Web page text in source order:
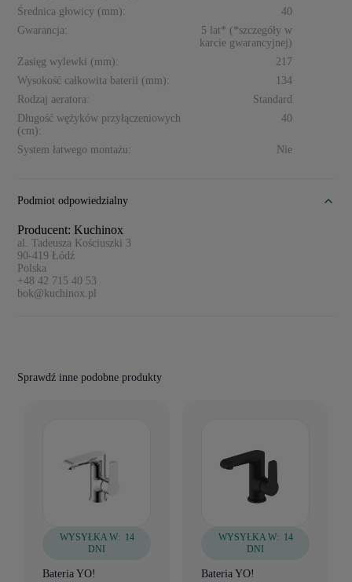
Średnica głowicy (mm):
40
Gwarancja:
5 lat* (*szczegóły w
karcie gwarancyjnej)
Zasięg wylewki (mm):
217
Wysokość całkowita baterii (mm):
134
Rodzaj aeratora:
Standard
Długość wężyków przyłączeniowych
(cm):
40
System łatwego montażu: Nie
Podmiot odpowiedzialny
Producent: Kuchinox
al. Tadeusza Kościuszki 3
90-419Łódź
Polska
+48 42 715 40 53
bok@kuchinox.pl
Sprawdź inne podobne produkty
WYSYŁKA W: 14
DNI
Bateria YO!
WYSYŁKA W: 14
DNI
Bateria YO!